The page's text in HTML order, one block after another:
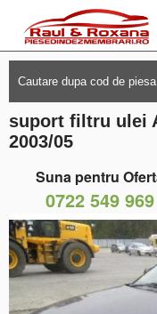
suport filtru ulei
2003/05
Suna pentru
0722 549 969